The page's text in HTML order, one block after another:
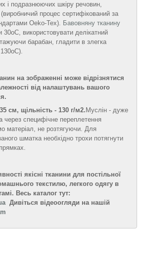
і подразнюючих шкіру речовин,
процес сертифікований за
Oeko-Tex).
Бавовняну тканину
30оС, використовувати делікатний
барабан, гладити в злегка
оС).
на зображенні може відрізнятися
від налаштувань вашого
см, щільність - 130 г/м2. Муслін - дуже
через специфічне переплетення
матеріал, не розтягуючи. Для
шматка необхідно трохи потягнути
якісні тканини для постільної
текстилю, легкого одягу в
Весь каталог тут:
Дивіться відеоогляди на нашій